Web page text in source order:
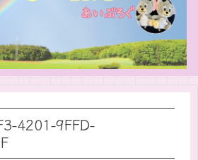
4201-9FFD-